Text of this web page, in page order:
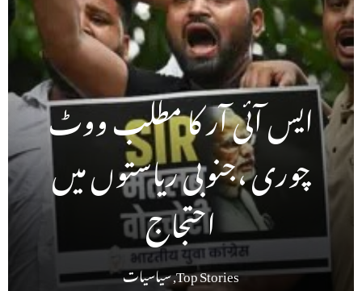
ایس آئی آر کا مطلب ووٹ
چوری ،جنوبی ریاستوں میں
احتجاج
Top Stories
,سیاسیات